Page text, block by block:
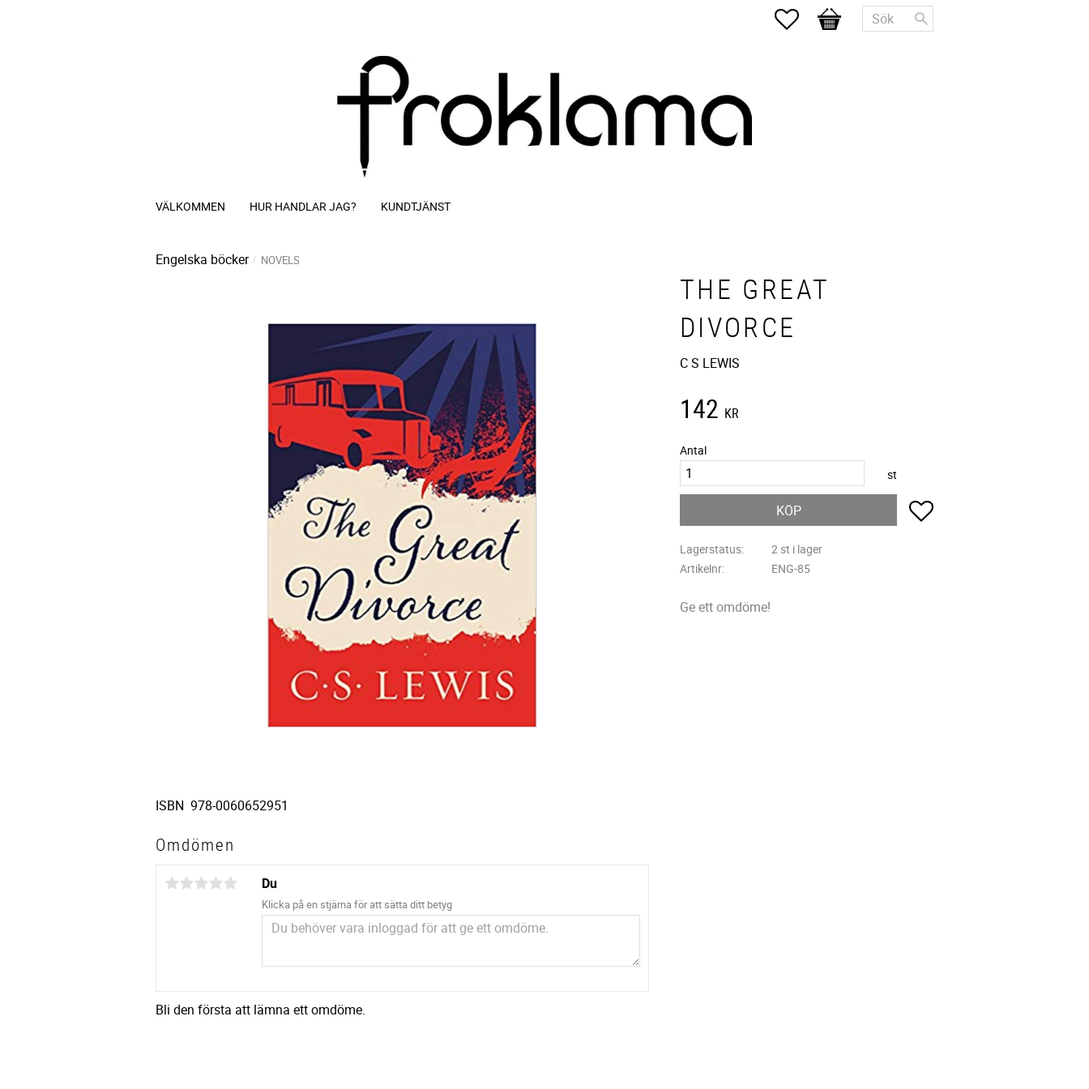
Favoriter
Kundvagn
VÄLKOMMEN HUR HANDLAR JAG? KUNDTJÄNST
Engelska böcker NOVELS
THE GREAT
DIVORCE
C S LEWIS
142 KR
Antal
st
KÖP Lägg till i favoriter
Lagerstatus
2 st i lager
Artikelnr
ENG-85
Ge ett omdöme!
ISBN 978-0060652951
Omdömen
Du
Klicka på en stjärna för att sätta ditt betyg
Bli den första att lämna ett omdöme.